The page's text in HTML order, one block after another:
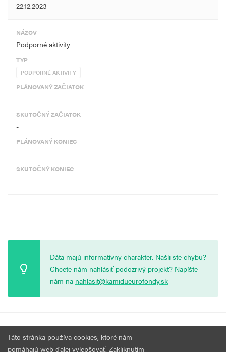
22.12.2023
NÁZOV
Podporné aktivity
TYP
PODPORNÉ AKTIVITY
PLÁNOVANÝ ZAČIATOK
-
SKUTOČNÝ ZAČIATOK
-
PLÁNOVANÝ KONIEC
-
SKUTOČNÝ KONIEC
-
Dáta majú informatívny charakter. Našli ste chybu?
Chcete nám nahlásiť podozrivý projekt? Napíšte
nám na nahlasit@kamidueurofondy.sk
Všetky práva vyhradené.
Táto stránka používa cookies, ktoré nám
pomáhajú web ďalej vylepšovať. Zakliknutím